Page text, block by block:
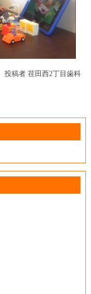
投稿者 荏田西2丁目歯科